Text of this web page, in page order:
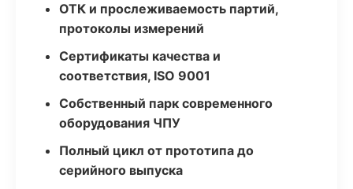
ОТК и прослеживаемость партий,
протоколы измерений
Сертификаты качества и
соответствия, ISO 9001
Собственный парк современного
оборудования ЧПУ
Полный цикл от прототипа до
серийного выпуска